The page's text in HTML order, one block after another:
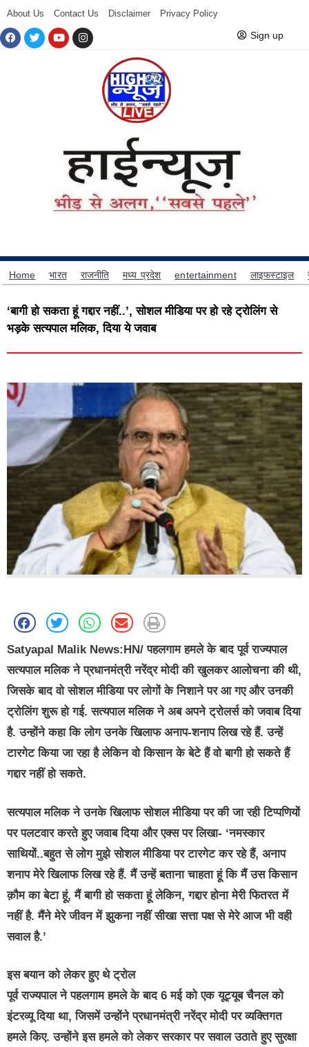
About Us Contact Us Disclaimer Privacy Policy
Sign up
Home भारत राजनीति मध्य प्रदेश entertainment लाइफस्टाइल
‘बागी हो सकता हूं गद्दार नहीं..’, सोशल मीडिया पर हो रहे ट्रोलिंग से
भड़के सत्यपाल मलिक, दिया ये जवाब
Satyapal Malik News:HN/ पहलगाम हमले के बाद पूर्व राज्यपाल
सत्यपाल मलिक ने प्रधानमंत्री नरेंद्र मोदी की खुलकर आलोचना की थी,
जिसके बाद वो सोशल मीडिया पर लोगों के निशाने पर आ गए और उनकी
ट्रोलिंग शुरू हो गई. सत्यपाल मलिक ने अब अपने ट्रोलर्स को जवाब दिया
है. उन्होंने कहा कि लोग उनके खिलाफ अनाप-शनाप लिख रहे हैं. उन्हें
टारगेट किया जा रहा है लेकिन वो किसान के बेटे हैं वो बागी हो सकते हैं
गद्दार नहीं हो सकते.
सत्यपाल मलिक ने उनके खिलाफ सोशल मीडिया पर की जा रही टिप्पणियों
पर पलटवार करते हुए जवाब दिया और एक्स पर लिखा- ‘नमस्कार
साथियों..बहुत से लोग मुझे सोशल मीडिया पर टारगेट कर रहे हैं, अनाप
शनाप मेरे खिलाफ लिख रहे हैं. मैं उन्हें बताना चाहता हूं कि मैं उस किसान
क़ौम का बेटा हूं, मैं बागी हो सकता हूं लेकिन, गद्दार होना मेरी फितरत में
नहीं है. मैंने मेरे जीवन में झुकना नहीं सीखा सत्ता पक्ष से मेरे आज भी वही
सवाल है.’
इस बयान को लेकर हुए थे ट्रोल
पूर्व राज्यपाल ने पहलगाम हमले के बाद 6 मई को एक यूट्यूब चैनल को
इंटरव्यू दिया था, जिसमें उन्होंने प्रधानमंत्री नरेंद्र मोदी पर व्यक्तिगत
हमले किए. उन्होंने इस हमले को लेकर सरकार पर सवाल उठाते हुए सुरक्षा